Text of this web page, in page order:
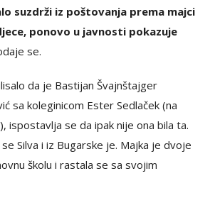
suzdrži iz poštovanja prema majci
ponovo u javnosti pokazuje
se.
da je Bastijan Švajnštajger
sa koleginicom Ester Sedlaček (na
ispostavlja se da ipak nije ona bila ta.
Silva i iz Bugarske je. Majka je dvoje
školu i rastala se sa svojim